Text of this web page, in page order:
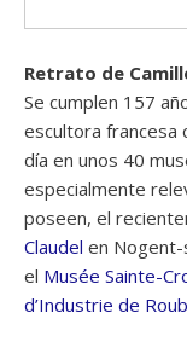
Retrato de
Se cumplen 157
escultora francesa
día en unos 40
especialmente
poseen, el
Claudel en Nogent-
el Musée Sainte-
d’Industrie de